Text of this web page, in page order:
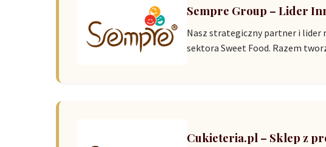
Sempre Group – Lider
Nasz strategiczny partner i lider
sektora Sweet Food. Razem
Cukieteria.pl – Sklep z